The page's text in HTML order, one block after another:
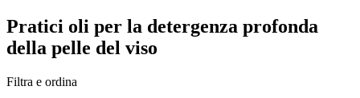
Pratici oli per la detergenza profonda
della pelle del viso
Filtra e ordina